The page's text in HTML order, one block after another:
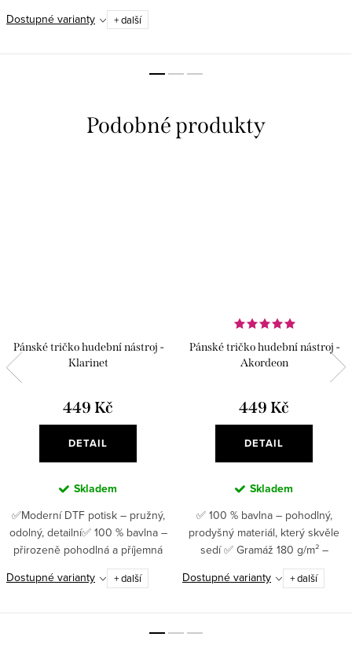
senzační kousek do kolekce
MUSICAL NATURE.✅ Jemná
Dostupné varianty + další
Pánské tričko hudební nástroj -
Klarinet
449 Kč
DETAIL
Skladem
✅Moderní DTF potisk – pružný,
odolný, detailní✅ 100 % bavlna –
přirozeně pohodlná a příjemná
na nošení ✅ Gramáž 180 g/m² –
poctivá kvalita s dlouhou
Dostupné varianty + další
Pánské tričko hudební nástroj -
Akordeon
449 Kč
DETAIL
Skladem
✅ 100 % bavlna – pohodlný,
prodyšný materiál, který skvěle
sedí ✅ Gramáž 180 g/m² –
kvalitní tričko, které drží tvar i po
mnoha praních✅Moderní DTF
Dostupné varianty + další